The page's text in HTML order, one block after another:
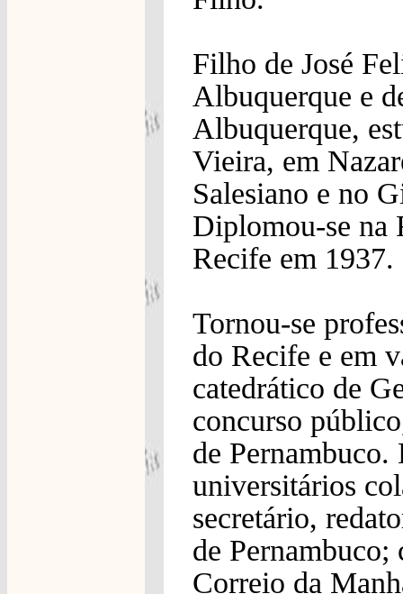
Filho de José
Albuquerque e
Albuquerque,
Vieira, em
Salesiano e no
Diplomou-se na
Recife em 1937.
Tornou-se
do Recife e em
catedrático de
concurso
de Pernambuco.
universitários
secretário,
de
Correio da